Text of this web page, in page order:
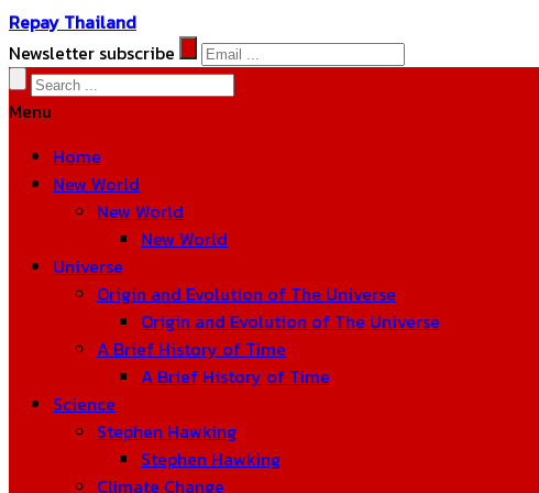
Repay Thailand
Newsletter subscribe
Menu
Home
New World
New World
New World
Universe
Origin and Evolution of The Universe
Origin and Evolution of The Universe
A Brief History of Time
A Brief History of Time
Science
Stephen Hawking
Stephen Hawking
Climate Change